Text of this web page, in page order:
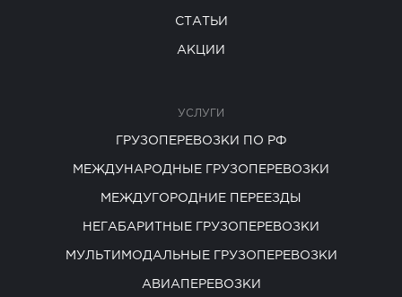
СТАТЬИ
АКЦИИ
УСЛУГИ
ГРУЗОПЕРЕВОЗКИ ПО РФ
МЕЖДУНАРОДНЫЕ ГРУЗОПЕРЕВОЗКИ
МЕЖДУГОРОДНИЕ ПЕРЕЕЗДЫ
НЕГАБАРИТНЫЕ ГРУЗОПЕРЕВОЗКИ
МУЛЬТИМОДАЛЬНЫЕ ГРУЗОПЕРЕВОЗКИ
АВИАПЕРЕВОЗКИ